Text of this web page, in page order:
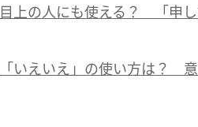
目上の人にも使える？ 「申
「いえいえ」の使い方は？